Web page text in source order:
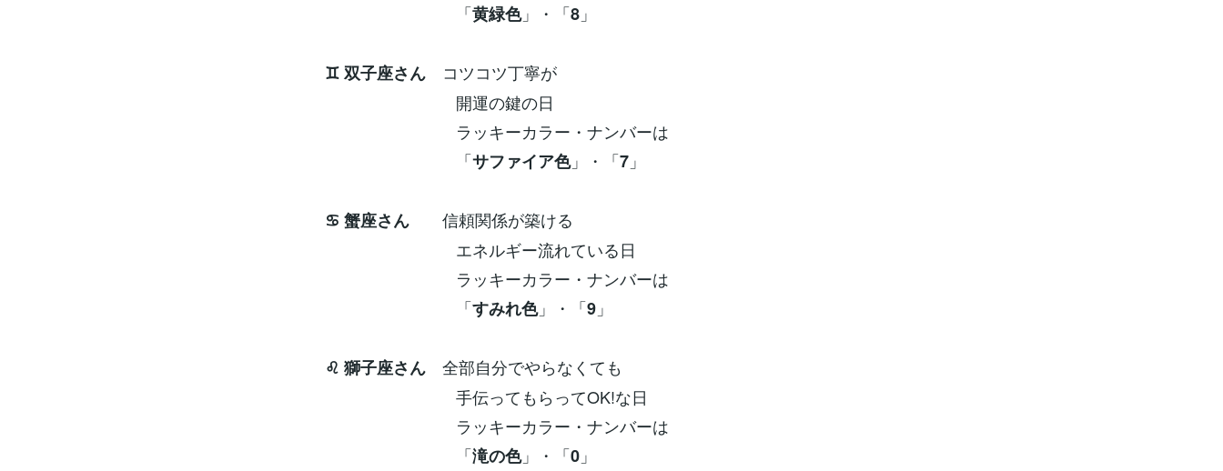
「黄緑色」・「8 」
♊ 双子座さん コツコツ丁寧が
開運の鍵の日
ラッキーカラー・ナンバーは
「サファイア色」・「7 」
♋ 蟹座さん 信頼関係が築ける
エネルギー流れている日
ラッキーカラー・ナンバーは
「すみれ色」・「9 」
♌ 獅子座さん 全部自分でやらなくても
手伝ってもらってOK!な日
ラッキーカラー・ナンバーは
「滝の色」・「0 」